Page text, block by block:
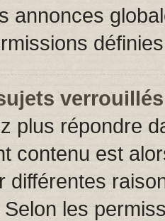
annonces
plus répondre
contenu est
différentes
les